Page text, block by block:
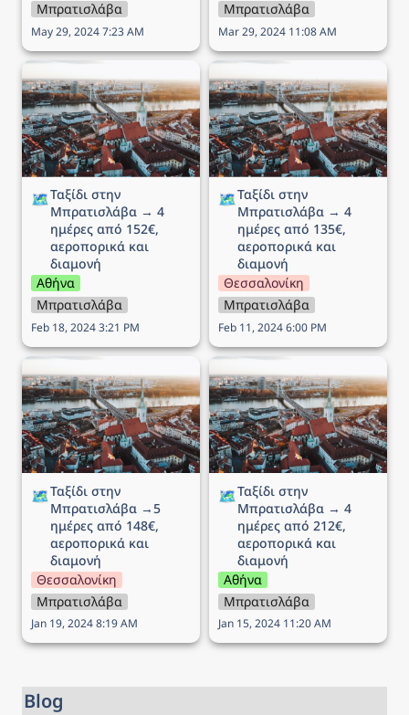
Μπρατισλάβα
May 29, 2024 7:23 AM
Μπρατισλάβα
Mar 29, 2024 11:08 AM
→ 4 ημέρες από 152€,
αεροπορικά και διαμονή
🗺️Ταξίδι στην
Μπρατισλάβα → 4
ημέρες από 152€,
αεροπορικά και
διαμονή
Αθήνα
Μπρατισλάβα
Feb 18, 2024 3:21 PM
→ 4 ημέρες από 135€,
αεροπορικά και διαμονή
🗺️Ταξίδι στην
Μπρατισλάβα → 4
ημέρες από 135€,
αεροπορικά και
διαμονή
Θεσσαλονίκη
Μπρατισλάβα
Feb 11, 2024 6:00 PM
→5 ημέρες από 148€,
αεροπορικά και διαμονή
🗺️Ταξίδι στην
Μπρατισλάβα →5
ημέρες από 148€,
αεροπορικά και
διαμονή
Θεσσαλονίκη
Μπρατισλάβα
Jan 19, 2024 8:19 AM
→ 4 ημέρες από 212€,
αεροπορικά και διαμονή
🗺️Ταξίδι στην
Μπρατισλάβα → 4
ημέρες από 212€,
αεροπορικά και
διαμονή
Αθήνα
Μπρατισλάβα
Jan 15, 2024 11:20 AM
Blog